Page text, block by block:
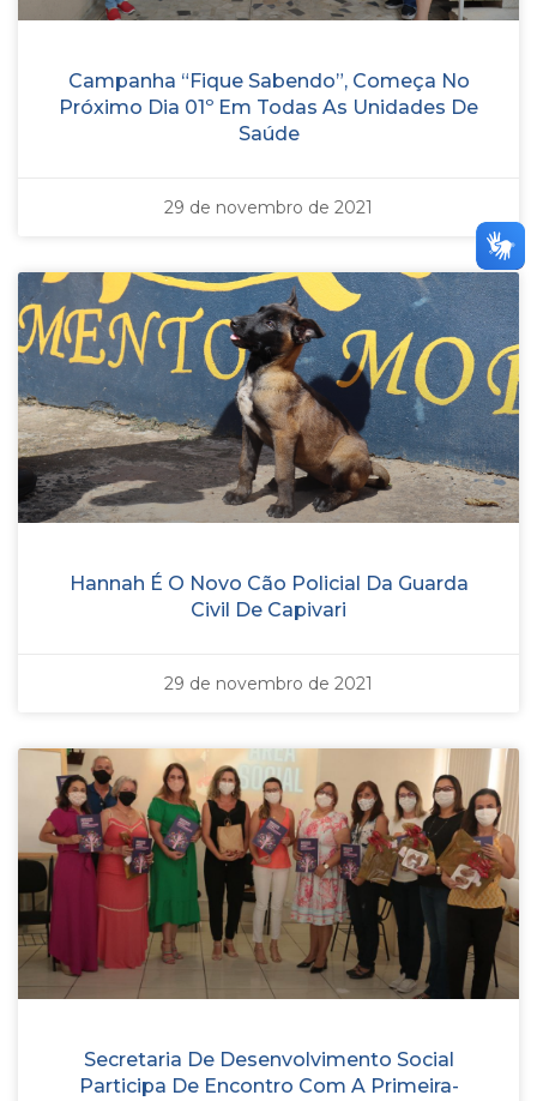
Campanha “Fique Sabendo”, Começa No
Próximo Dia 01º Em Todas As Unidades De
Saúde
29 de novembro de 2021
Hannah É O Novo Cão Policial Da Guarda
Civil De Capivari
29 de novembro de 2021
Secretaria De Desenvolvimento Social
Participa De Encontro Com A Primeira-